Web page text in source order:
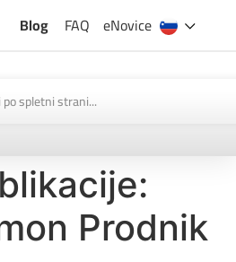
Blog FAQ eNovice
Prodnik